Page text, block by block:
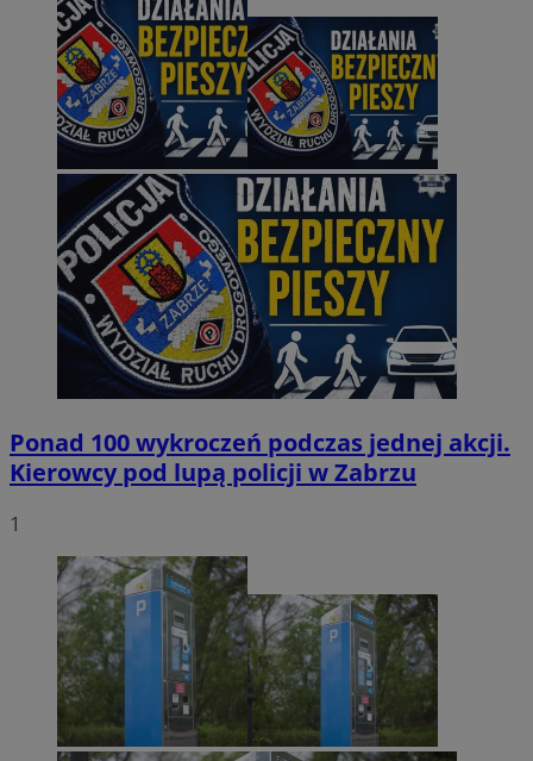
Ponad 100 wykroczeń podczas jednej akcji.
Kierowcy pod lupą policji w Zabrzu
1